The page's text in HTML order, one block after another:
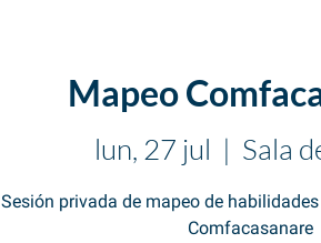
Mapeo
lun, 27 jul
  |
Sala
Sesión privada de mapeo de
Comfacasanare